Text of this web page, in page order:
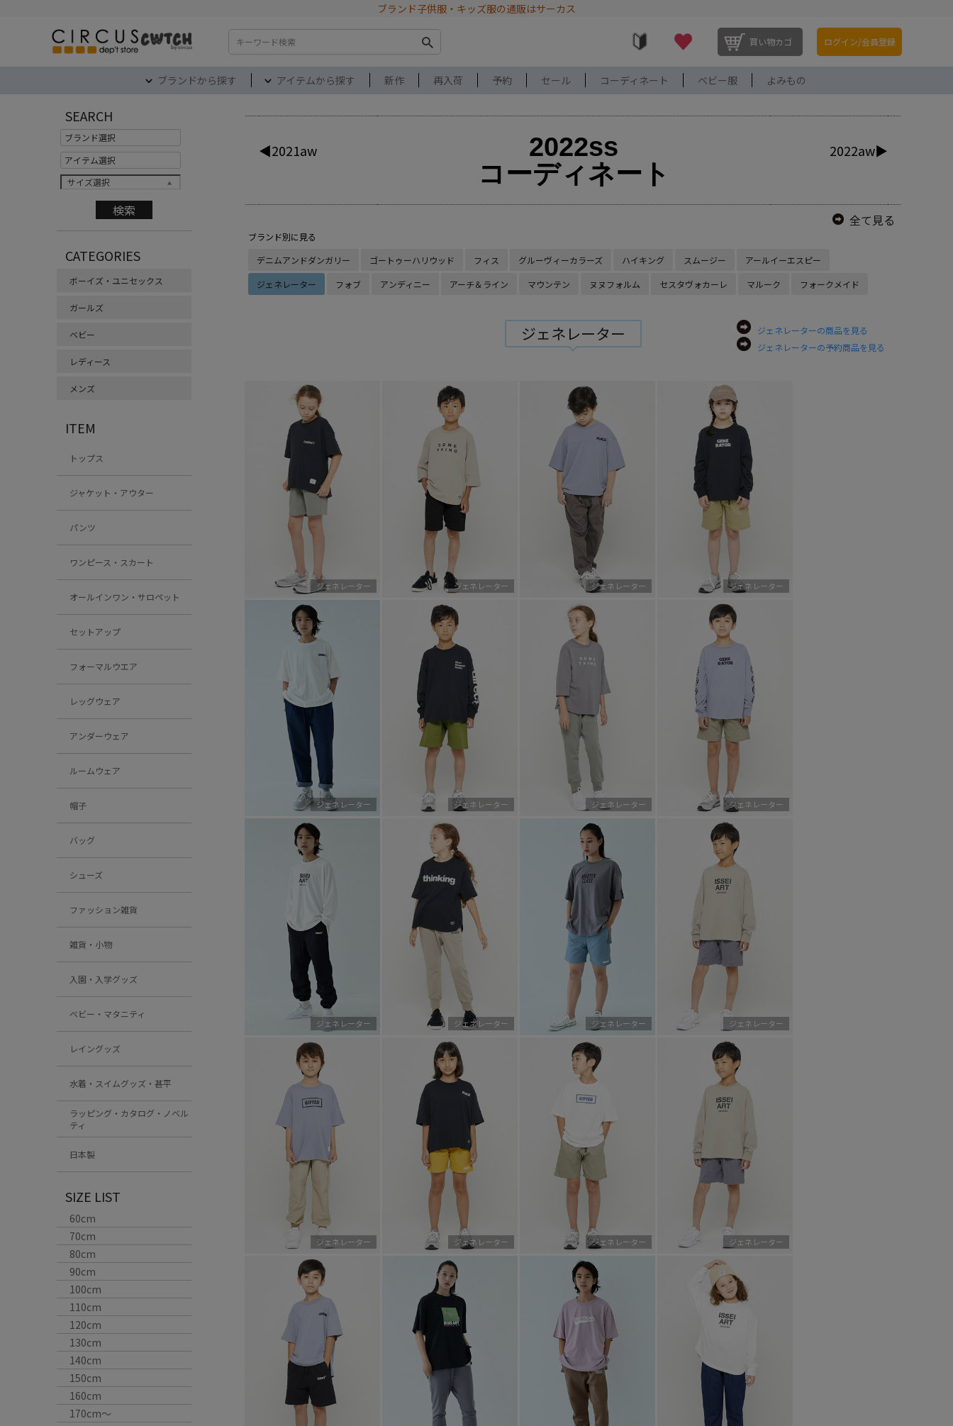
ブランド子供服・キッズ服の通販はサーカス
検索 買い物カゴ ログイン/会員登録
ブランドから探す アイテムから探す 新作 再入荷 予約 セール コーディネート ベビー服 よみもの
SEARCH
サイズ選択
CATEGORIES
ボーイズ・ユニセックス
ガールズ
ベビー
レディース
メンズ
ITEM
トップス
ジャケット・アウター
パンツ
ワンピース・スカート
オールインワン・サロペット
セットアップ
フォーマルウエア
レッグウェア
アンダーウェア
ルームウェア
帽子
バッグ
シューズ
ファッション雑貨
雑貨・小物
入園・入学グッズ
ベビー・マタニティ
レイングッズ
水着・スイムグッズ・甚平
ラッピング・カタログ・ノベル
ティ
日本製
SIZE LIST
60cm
70cm
80cm
90cm
100cm
110cm
120cm
130cm
140cm
150cm
160cm
170cm〜
◀2021aw
2022ss
コーディネート
2022aw▶
全て見る
ブランド別に見る
デニムアンドダンガリー
ゴートゥーハリウッド フィス グルーヴィーカラーズ ハイキング スムージー
アールイーエスピー
ジェネレーター
フォブ アンディニー アーチ＆ライン マウンテン ヌヌフォルム セスタヴォカーレ マルーク フォークメイド
ジェネレーター
ジェネレーターの商品を見る
ジェネレーターの予約商品を見る
ジェネレーター ジェネレーター ジェネレーター ジェネレーター
ジェネレーター ジェネレーター ジェネレーター ジェネレーター
ジェネレーター ジェネレーター ジェネレーター ジェネレーター
ジェネレーター ジェネレーター ジェネレーター ジェネレーター